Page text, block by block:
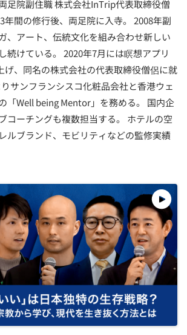
足院副住職 株式会社InTrip代表取締役僧
年間の修行後、両足院に入寺。 2008年副
、アート、伝統文化を組み合わせ新しい
続けている。 2020年7月には瞑想アプリ
げ、同名の株式会社の代表取締役僧侶に就
サンフランシスコ化粧品会社と香港ウェ
「Well being Mentor」を務める。 国内企
コーチングも複数担当する。 ホテルの空
ルブランド、モビリティなどの監修実績